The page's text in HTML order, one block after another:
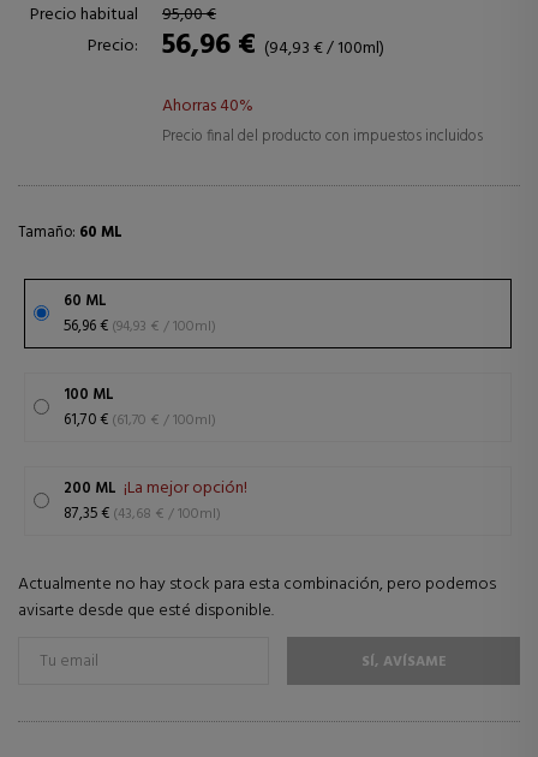
Precio habitual
95,00 €
Precio:
56,96 € (94,93 € / 100ml)
Ahorras 40%
Precio final del producto con impuestos incluidos
Tamaño: 60 ML
60 ML
56,96 €
(94,93 € / 100ml)
100 ML
61,70 €
(61,70 € / 100ml)
200 ML ¡La mejor opción!
87,35 € (43,68 € / 100ml)
Actualmente no hay stock para esta combinación, pero podemos
avisarte desde que esté disponible.
SÍ, AVÍSAME